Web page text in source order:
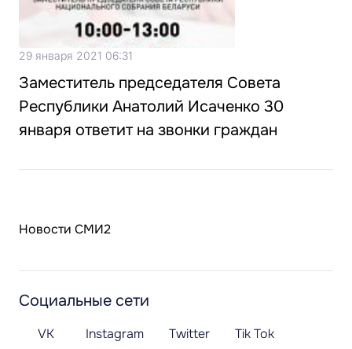
29 января 2021 06:31
Заместитель председателя Совета
Республики Анатолий Исаченко 30
января ответит на звонки граждан
Новости СМИ2
Социальные сети
VK Instagram Twitter
Tik Tok